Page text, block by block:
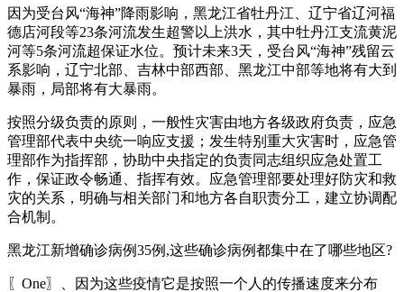
因为受台风“海神”降雨影响，黑龙江省牡丹江、辽宁省辽河福
德店河段等23条河流发生超警以上洪水，其中牡丹江支流黄泥
河等5条河流超保证水位。预计未来3天，受台风“海神”残留云
系影响，辽宁北部、吉林中部西部、黑龙江中部等地将有大到
暴雨，局部将有大暴雨。
按照分级负责的原则，一般性灾害由地方各级政府负责，应急
管理部代表中央统一响应支援；发生特别重大灾害时，应急管
理部作为指挥部，协助中央指定的负责同志组织应急处置工
作，保证政令畅通、指挥有效。应急管理部要处理好防灾和救
灾的关系，明确与相关部门和地方各自职责分工，建立协调配
合机制。
黑龙江新增确诊病例35例,这些确诊病例都集中在了哪些地区?
〖One〗、因为这些疫情它是按照一个人的传播速度来分布